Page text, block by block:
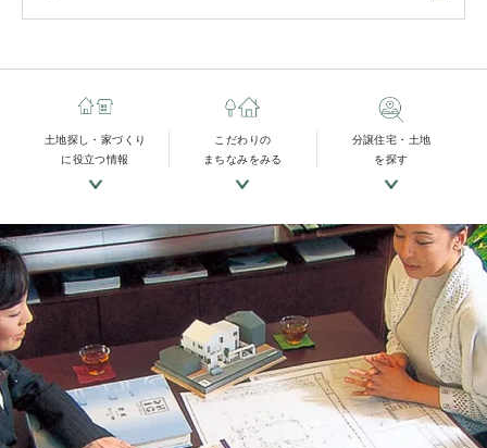
土地探し・家づくり
に役立つ情報
こだわりの
まちなみをみる
分譲住宅・土地
を探す